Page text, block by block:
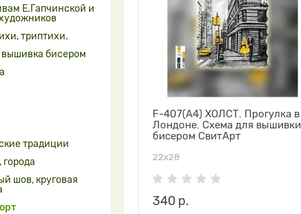
Е.Гапчинской и
триптихи.
вышивка бисером
традиции
шов, круговая
F-407(А4) ХОЛСТ. Прогулка в
Лондоне. Схема для вышивки
бисером СвитАрт
22х28
340 р.